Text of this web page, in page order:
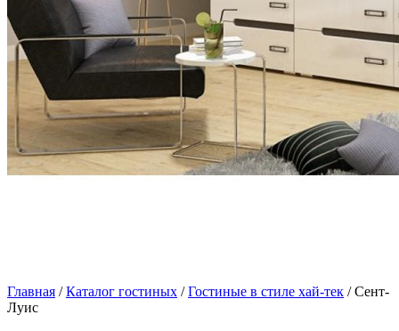
Главная /Каталог гостиных /Гостиные в стиле хай-тек / Сент-
Луис